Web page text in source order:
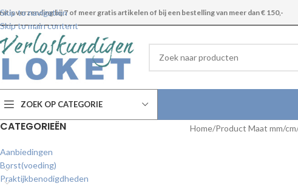
Skip to navigation
Skip to main content
verzending bij 7 of meer gratis artikelen of bij een bestelling van meer dan € 150,-
ZOEK OP CATEGORIE
CATEGORIEËN
Aanbiedingen
Borst(voeding)
Praktijkbenodigdheden
Home Product Maat mm/cm